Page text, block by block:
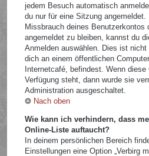
jedem Besuch automatisch
du nur für eine Sitzung angemeldet.
Missbrauch deines Benutzerkontos
angemeldet zu bleiben, kannst du
Anmelden auswählen. Dies ist
dich an einem öffentlichen
Internetcafé, befindest. Wenn
Verfügung steht, dann wurde sie
Administration ausgeschaltet.
Nach oben
Wie kann ich verhindern, dass
Online-Liste auftaucht?
In deinem persönlichen Bereich
Einstellungen eine Option „Verbirg